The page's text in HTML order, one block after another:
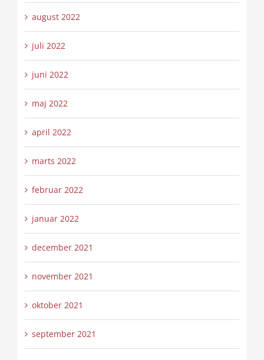
august 2022
juli 2022
juni 2022
maj 2022
april 2022
marts 2022
februar 2022
januar 2022
december 2021
november 2021
oktober 2021
september 2021